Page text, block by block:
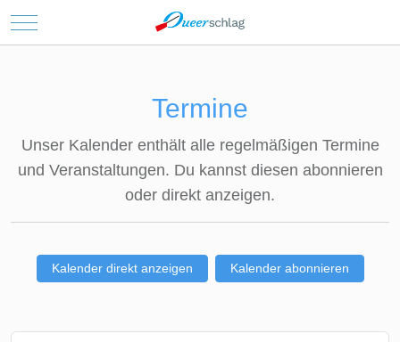
Mobile Menu Toggle
Termine
Unser Kalender enthält alle regelmäßigen Termine
und Veranstaltungen. Du kannst diesen abonnieren
oder direkt anzeigen.
Kalender direkt anzeigen Kalender abonnieren